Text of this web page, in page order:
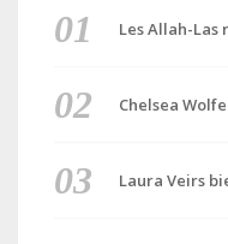
Les Allah-Las
Chelsea
Laura Veirs